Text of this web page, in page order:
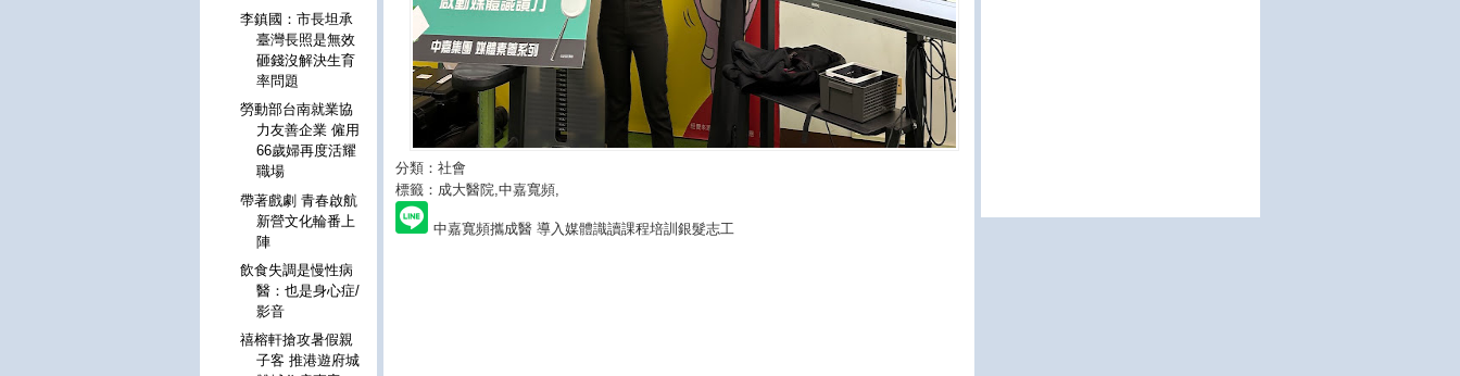
分類：社會
標籤：成大醫院 ,中嘉寬頻,
中嘉寬頻攜成醫 導入媒體識讀課程培訓銀髮志工
李鎮國：市長坦承
臺灣長照是無效
砸錢沒解決生育
率問題
勞動部台南就業協
力友善企業 僱用
66歲婦再度活耀
職場
帶著戲劇 青春啟航
新營文化輪番上
陣
飲食失調是慢性病
醫：也是身心症/
影音
禧榕軒搶攻暑假親
子客 推港遊府城